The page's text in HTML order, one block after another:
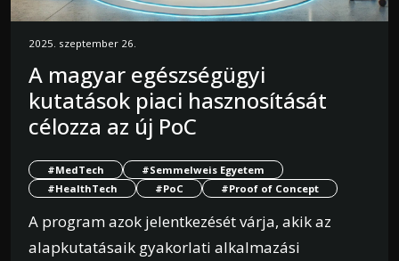
2025. szeptember 26.
A magyar egészségügyi
kutatások piaci hasznosítását
célozza az új PoC
#MedTech
#Semmelweis Egyetem
#HealthTech
#PoC #Proof of Concept
A program azok jelentkezését várja, akik az
alapkutatásaik gyakorlati alkalmazási